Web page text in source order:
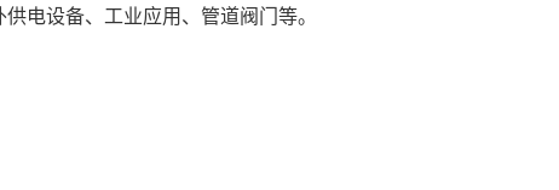
电设备、工业应用、管道阀门等。